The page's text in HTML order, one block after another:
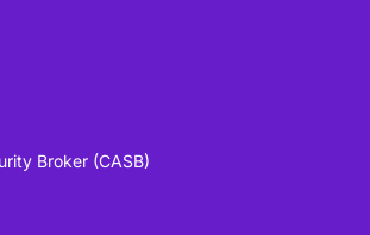
Broker (CASB)